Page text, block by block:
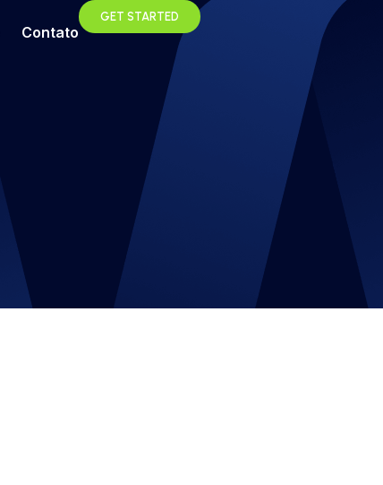
Contato
GET STARTED